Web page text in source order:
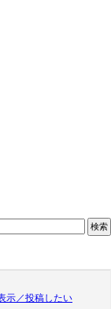
示／投稿したい